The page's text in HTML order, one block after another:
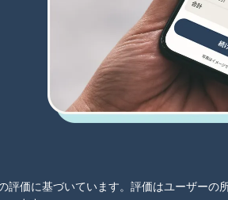
価に基づいています。評価はユーザーの